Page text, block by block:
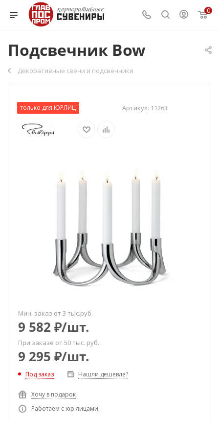
0
Подсвечник Bow
Декоративные свечи и подсвечники
только для ЮРЛИЦ Артикул: 11263
Мин. заказ от 3 тыс.руб.
9 582 ₽/шт.
При заказе от 50 тыс. руб.
9 295 ₽/шт.
Под заказ Нашли дешевле?
Хочу в подарок
Работаем с юр.лицами.